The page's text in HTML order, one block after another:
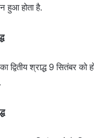
हुआ होता है.
द्वितीय श्राद्ध 9 सितंबर को